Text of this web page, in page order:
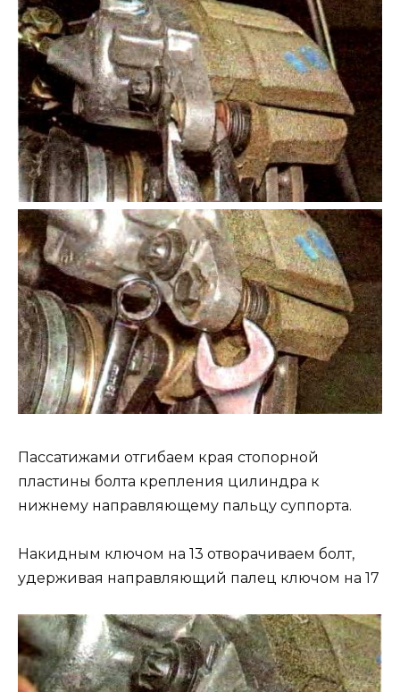
Пассатижами отгибаем края стопорной
пластины болта крепления цилиндра к
нижнему направляющему пальцу суппорта.
Накидным ключом на 13 отворачиваем болт,
удерживая направляющий палец ключом на 17